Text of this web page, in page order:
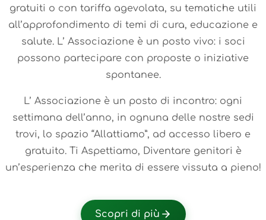
gratuiti o con tariffa agevolata, su tematiche utili
all’approfondimento di temi di cura, educazione e
salute. L’ Associazione è un posto vivo: i soci
possono partecipare con proposte o iniziative
spontanee.
L’ Associazione è un posto di incontro: ogni
settimana dell’anno, in ognuna delle nostre sedi
trovi, lo spazio “Allattiamo”, ad accesso libero e
gratuito. Ti Aspettiamo, Diventare genitori è
un’esperienza che merita di essere vissuta a pieno!
Scopri di più